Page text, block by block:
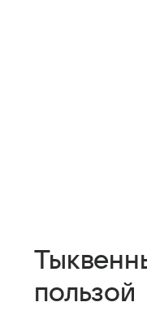
пользой